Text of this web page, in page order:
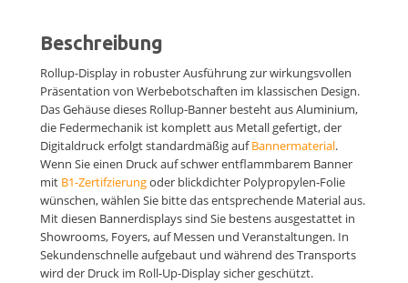
Beschreibung
Rollup-Display in robuster Ausführung zur wirkungsvollen
Präsentation von Werbebotschaften im klassischen Design.
Das Gehäuse dieses Rollup-Banner besteht aus Aluminium,
die Federmechanik ist komplett aus Metall gefertigt, der
Digitaldruck erfolgt standardmäßig aufBannermaterial.
Wenn Sie einen Druck auf schwer entflammbarem Banner
mit B1-Zertifzierungoder blickdichter Polypropylen-Folie
wünschen, wählen Sie bitte das entsprechende Material aus.
Mit diesen Bannerdisplays sind Sie bestens ausgestattet in
Showrooms, Foyers, auf Messen und Veranstaltungen. In
Sekundenschnelle aufgebaut und während des Transports
wird der Druck im Roll-Up-Display sicher geschützt.